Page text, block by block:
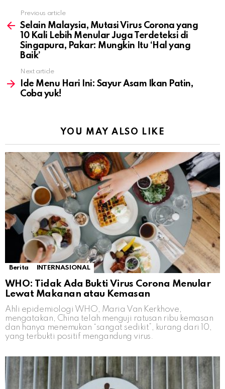
more
Previous article
Selain Malaysia, Mutasi Virus Corona yang
10 Kali Lebih Menular Juga Terdeteksi di
Singapura, Pakar: Mungkin Itu ‘Hal yang
Baik’
Next article
Ide Menu Hari Ini: Sayur Asam Ikan Patin,
Coba yuk!
YOU MAY ALSO LIKE
Berita INTERNASIONAL
WHO: Tidak Ada Bukti Virus Corona Menular
Lewat Makanan atau Kemasan
Ahli epidemiologi WHO, Maria Van Kerkhove,
mengatakan, China telah menguji ratusan ribu kemasan
dan hanya menemukan “sangat sedikit”, kurang dari 10,
yang terbukti positif mengandung virus.